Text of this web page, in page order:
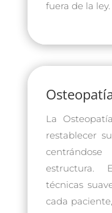
fuera de la ley.
La
restablecer
estructura.
técnicas
cada